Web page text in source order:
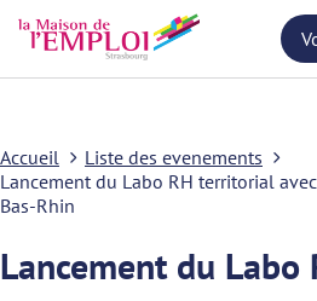
Accueil
Liste des evenements
Lancement du Labo RH territorial
Bas-Rhin
Lancement du Labo